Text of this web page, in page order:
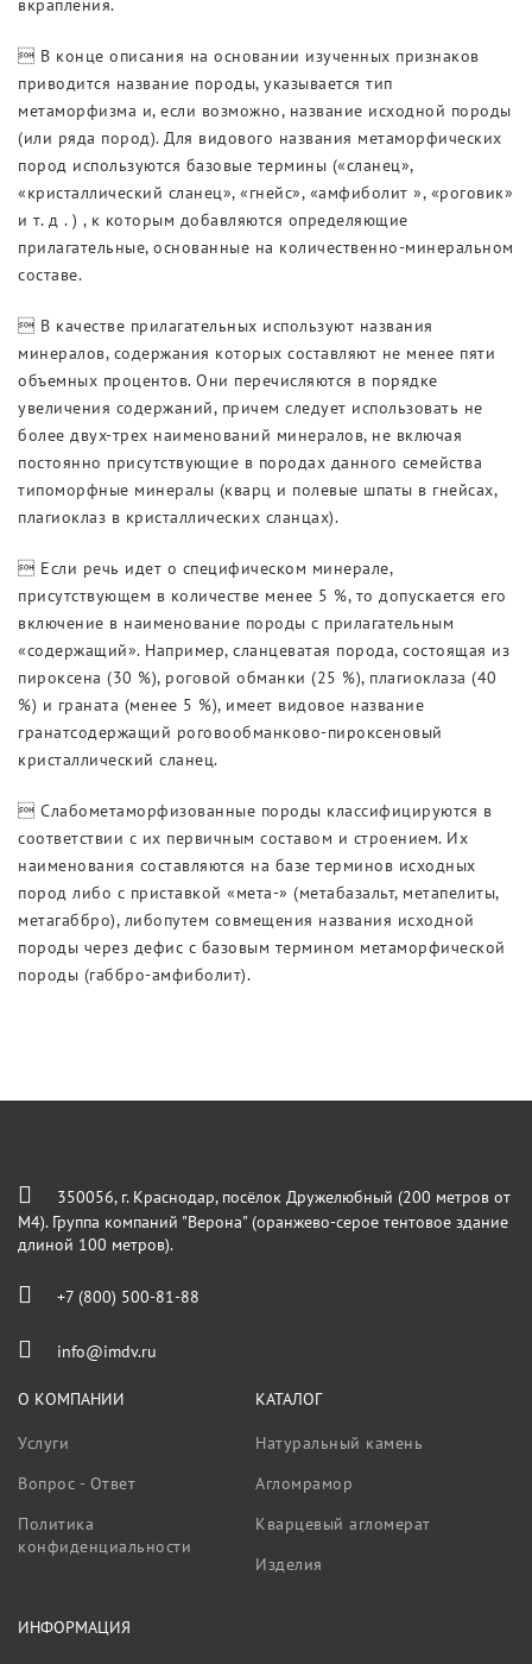
вкрапления.
 В конце описания на основании изученных признаков
приводится название породы, указывается тип
метаморфизма и, если возможно, название исходной породы
(или ряда пород). Для видового названия метаморфических
пород используются базовые термины («сланец»,
«кристаллический сланец», «гнейс», «амфиболит », «роговик»
и т. д . ) , к которым добавляются определяющие
прилагательные, основанные на количественно-минеральном
составе.
 В качестве прилагательных используют названия
минералов, содержания которых составляют не менее пяти
объемных процентов. Они перечисляются в порядке
увеличения содержаний, причем следует использовать не
более двух-трех наименований минералов, не включая
постоянно присутствующие в породах данного семейства
типоморфные минералы (кварц и полевые шпаты в гнейсах,
плагиоклаз в кристаллических сланцах).
 Если речь идет о специфическом минерале,
присутствующем в количестве менее 5 %, то допускается его
включение в наименование породы с прилагательным
«содержащий». Например, сланцеватая порода, состоящая из
пироксена (30 %), роговой обманки (25 %), плагиоклаза (40
%) и граната (менее 5 %), имеет видовое название
гранатсодержащий роговообманково-пироксеновый
кристаллический сланец.
 Слабометаморфизованные породы классифицируются в
соответствии с их первичным составом и строением. Их
наименования составляются на базе терминов исходных
пород либо с приставкой «мета-» (метабазальт, метапелиты,
метагаббро), либопутем совмещения названия исходной
породы через дефис с базовым термином метаморфической
породы (габбро-амфиболит).
350056, г. Краснодар, посёлок Дружелюбный (200 метров от
М4). Группа компаний "Верона" (оранжево-серое тентовое здание
длиной 100 метров).
+7 (800) 500-81-88
info@imdv.ru
О КОМПАНИИ
Услуги
Вопрос - Ответ
Политика
конфиденциальности
КАТАЛОГ
Натуральный камень
Агломрамор
Кварцевый агломерат
Изделия
ИНФОРМАЦИЯ